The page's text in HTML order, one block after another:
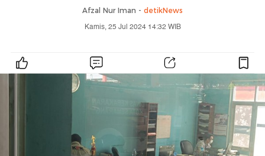
Afzal Nur Iman - detikNews
Kamis, 25 Jul 2024 14:32 WIB